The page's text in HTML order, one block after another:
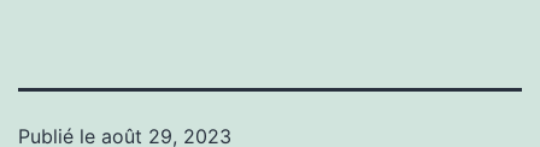
Publié le août 29, 2023